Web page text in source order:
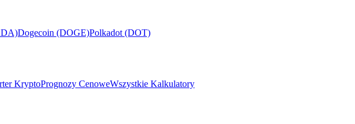
Dogecoin (DOGE)Polkadot (DOT)
KryptoPrognozy CenoweWszystkie Kalkulatory